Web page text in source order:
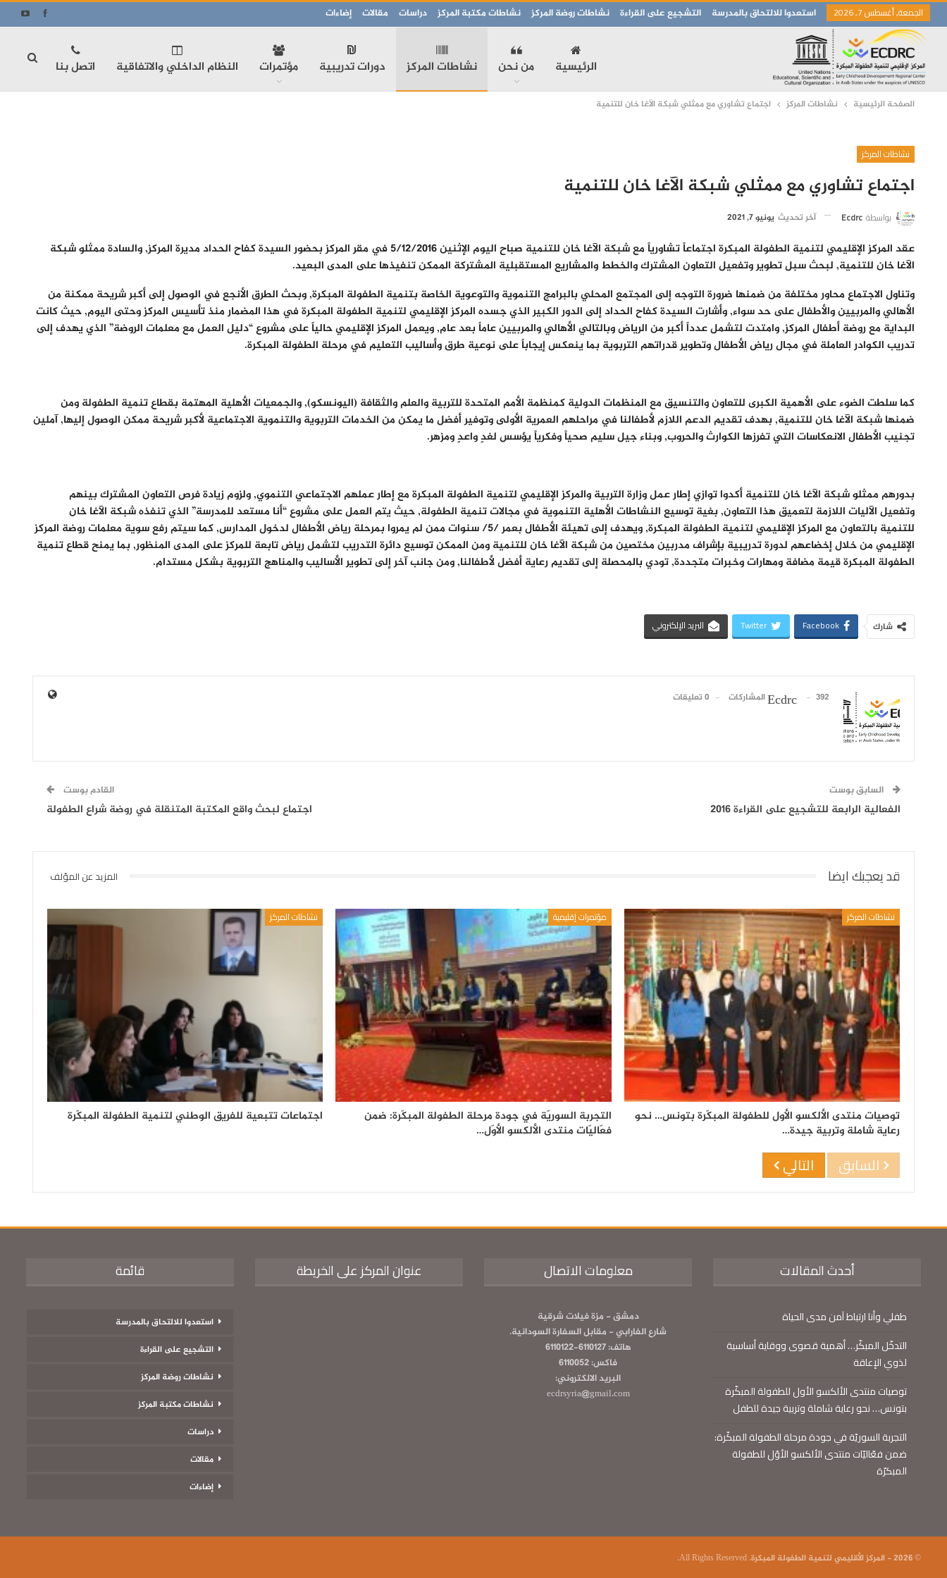
الجمعة, أغسطس 7, 2026 استعدوا للالتحاق بالمدرسة التشجيع على القراءة نشاطات روضة المركز نشاطات مكتبة المركز دراسات مقالات إضاءات
الرئيسية من نحن نشاطات المركز دورات تدريبية مؤتمرات النظام الداخلي والاتفاقية اتصل بنا
الصفحة الرئيسية نشاطات المركز اجتماع تشاوري مع ممثلي شبكة الآغا خان للتنمية
نشاطات المركز
اجتماع تشاوري مع ممثلي شبكة الآغا خان للتنمية
بواسطة Ecdrc آخر تحديث يونيو 7, 2021
عقد المركز الإقليمي لتنمية الطفولة المبكرة اجتماعاً تشاورياً مع شبكة الآغا خان للتنمية صباح اليوم الإثنين 5/12/2016 في مقر المركز بحضور السيدة كفاح الحداد مديرة المركز, والسادة ممثلو شبكة
الآغا خان للتنمية, لبحث سبل تطوير وتفعيل التعاون المشترك والخطط والمشاريع المستقبلية المشتركة الممكن تنفيذها على المدى البعيد.
وتناول الاجتماع محاور مختلفة من ضمنها ضرورة التوجه إلى المجتمع المحلي بالبرامج التنموية والتوعوية الخاصة بتنمية الطفولة المبكرة, وبحث الطرق الأنجع في الوصول إلى أكبر شريحة ممكنة من
الأهالي والمربيين والأطفال على حد سواء, وأشارت السيدة كفاح الحداد إلى الدور الكبير الذي جسده المركز الإقليمي لتنمية الطفولة المبكرة في هذا المضمار منذ تأسيس المركز وحتى اليوم, حيث كانت
البداية مع روضة أطفال المركز, وامتدت لتشمل عدداً أكبر من الرياض وبالتالي الأهالي والمربيين عاماً بعد عام, ويعمل المركز الإقليمي حالياً على مشروع “دليل العمل مع معلمات الروضة” الذي يهدف إلى
تدريب الكوادر العاملة في مجال رياض الأطفال وتطوير قدراتهم التربوية بما ينعكس إيجاباً على نوعية طرق وأساليب التعليم في مرحلة الطفولة المبكرة.
كما سلطت الضوء على الأهمية الكبرى للتعاون والتنسيق مع المنظمات الدولية كمنظمة الأمم المتحدة للتربية والعلم والثقافة (اليونسكو), والجمعيات الأهلية المهتمة بقطاع تنمية الطفولة ومن
ضمنها شبكة الآغا خان للتنمية, بهدف تقديم الدعم اللازم لأطفالنا في مراحلهم العمرية الأولى وتوفير أفضل ما يمكن من الخدمات التربوية والتنموية الاجتماعية لأكبر شريحة ممكن الوصول إليها, آملين
تجنيب الأطفال الانعكاسات التي تفرزها الكوارث والحروب, وبناء جيل سليم صحياً وفكرياً يؤسس لغدٍ واعدٍ ومزهر.
بدورهم ممثلو شبكة الآغا خان للتنمية أكدوا توازي إطار عمل وزارة التربية والمركز الإقليمي لتنمية الطفولة المبكرة مع إطار عملهم الاجتماعي التنموي, ولزوم زيادة فرص التعاون المشترك بينهم
وتفعيل الآليات اللازمة لتعميق هذا التعاون, بغية توسيع النشاطات الأهلية التنموية في مجالات تنمية الطفولة, حيث يتم العمل على مشروع “أنا مستعد للمدرسة” الذي تنفذه شبكة الآغا خان
للتنمية بالتعاون مع المركز الإقليمي لتنمية الطفولة المبكرة, ويهدف إلى تهيئة الأطفال بعمر /5/ سنوات ممن لم يمروا بمرحلة رياض الأطفال لدخول المدارس, كما سيتم رفع سوية معلمات روضة المركز
الإقليمي من خلال إخضاعهم لدورة تدريبية بإشراف مدربين مختصين من شبكة الآغا خان للتنمية ومن الممكن توسيع دائرة التدريب لتشمل رياض تابعة للمركز على المدى المنظور, بما يمنح قطاع تنمية
الطفولة المبكرة قيمة مضافة ومهارات وخبرات متجددة, تودي بالمحصلة إلى تقديم رعاية أفضل لأطفالنا, ومن جانب آخر إلى تطوير الأساليب والمناهج التربوية بشكل مستدام.
شارك Facebook
Twitter البريد الإلكتروني
Ecdrc 392 المشاركات 0 تعليقات
السابق بوست
الفعالية الرابعة للتشجيع على القراءة 2016
القادم بوست
اجتماع لبحث واقع المكتبة المتنقلة في روضة شراع الطفولة
قد يعجبك ايضا المزيد عن المؤلف
نشاطات المركز
توصيات منتدى الألكسو الأول للطفولة المبكّرة بتونس… نحو
رعاية شاملة وتربية جيدة…
مؤتمرات إقليمية
التجربة السوريّة في جودة مرحلة الطفولة المبكّرة: ضمن
فعّاليّات منتدى الألكسو الأوّل…
نشاطات المركز
اجتماعات تتبعية للفريق الوطني لتنمية الطفولة المبكّرة
السابق التالي
أحدث المقالات
طفلي وأنا ارتباط آمن مدى الحياة
التدخّل المبكّر… أهمية قصوى ووقاية أساسية
لذوي الإعاقة
توصيات منتدى الألكسو الأول للطفولة المبكّرة
بتونس… نحو رعاية شاملة وتربية جيدة للطفل
التجربة السوريّة في جودة مرحلة الطفولة المبكّرة:
ضمن فعّاليّات منتدى الألكسو الأوّل للطفولة
المبكرّة
معلومات الاتصال
دمشق - مزة فيلات شرقية
شارع الفارابي - مقابل السفارة السودانية.
هاتف: 6110127-6110122
فاكس: 6110052
البريد الالكتروني:
ecdrsyria@gmail.com
عنوان المركز على الخريطة قائمة
استعدوا للالتحاق بالمدرسة
التشجيع على القراءة
نشاطات روضة المركز
نشاطات مكتبة المركز
دراسات
مقالات
إضاءات
© 2026 - المركز الأقليمي لتنمية الطفولة المبكرة. All Rights Reserved.